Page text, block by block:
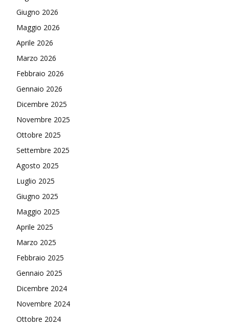
Giugno 2026
Maggio 2026
Aprile 2026
Marzo 2026
Febbraio 2026
Gennaio 2026
Dicembre 2025
Novembre 2025
Ottobre 2025
Settembre 2025
Agosto 2025
Luglio 2025
Giugno 2025
Maggio 2025
Aprile 2025
Marzo 2025
Febbraio 2025
Gennaio 2025
Dicembre 2024
Novembre 2024
Ottobre 2024